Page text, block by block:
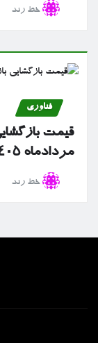
خط رند
فناوری
مردادماه ۱۴۰۵
خط رند